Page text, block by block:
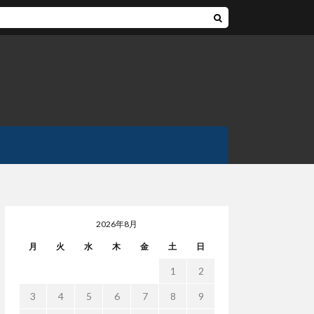
2026年8月
月 火 水 木 金 土 日
1 2
3 4 5 6 7 8 9